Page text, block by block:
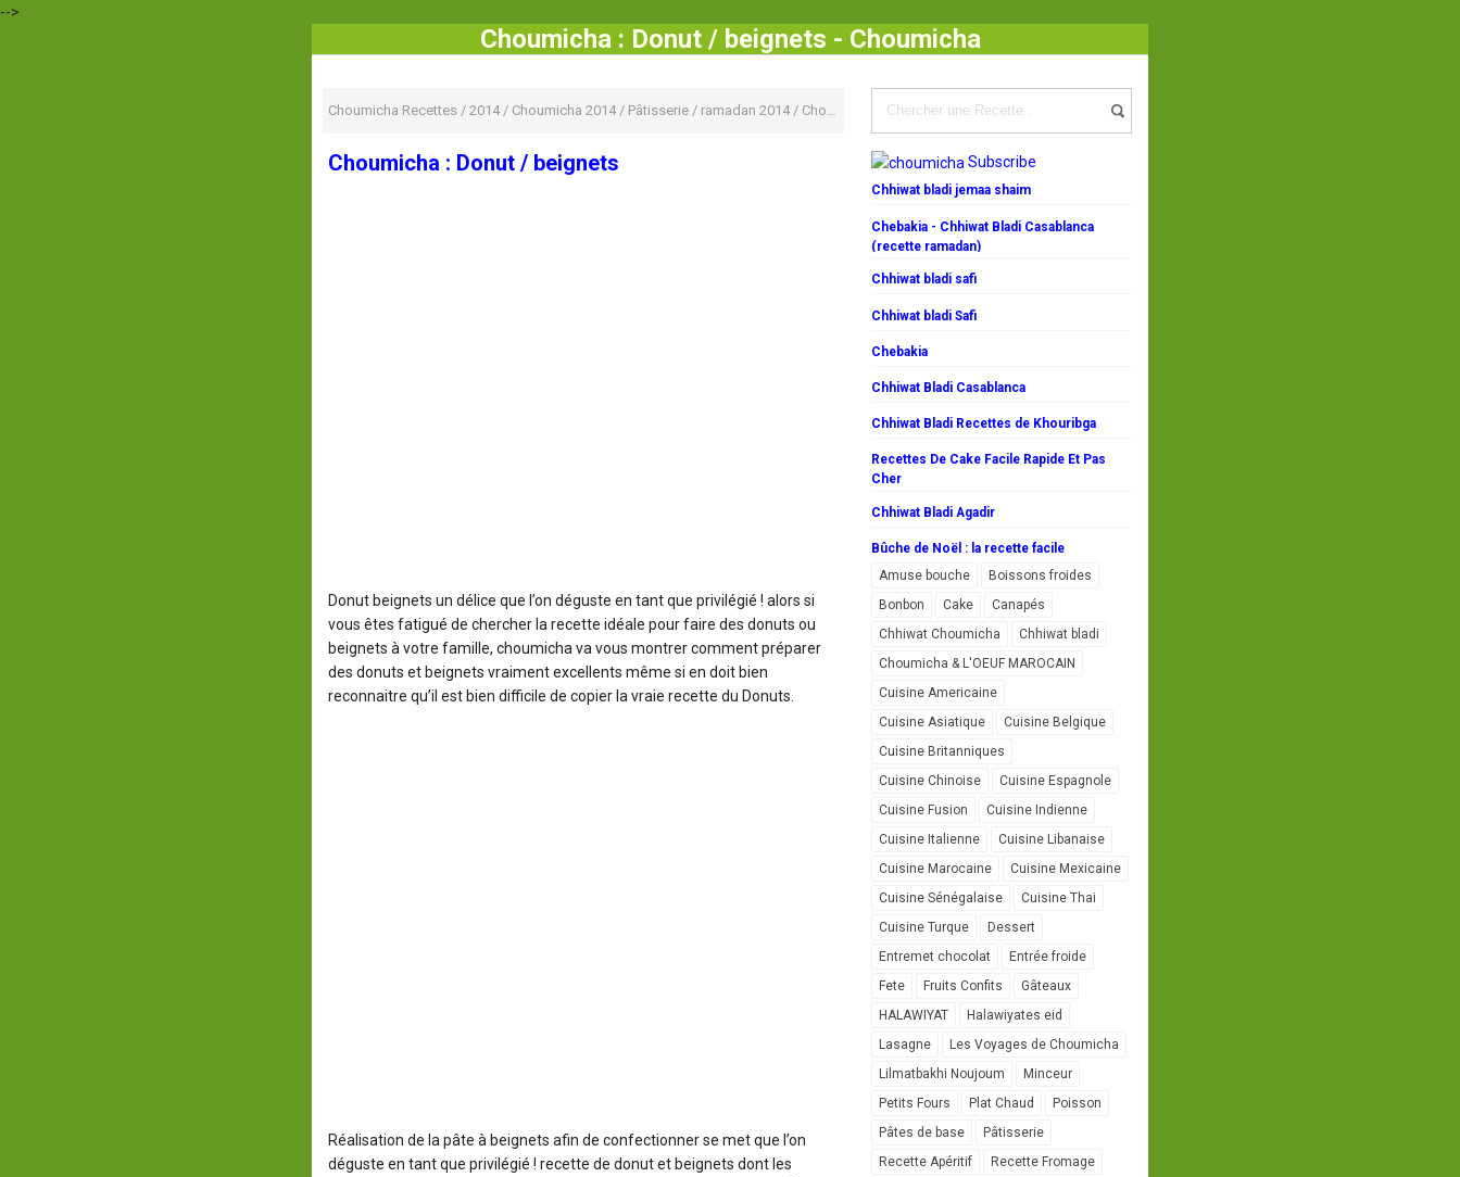
-->
Choumicha : Donut / beignets - Choumicha
Choumicha Recettes / 2014/ Choumicha 2014/ Pâtisserie / ramadan 2014/ Choumicha : Donut / beignets
Choumicha : Donut / beignets
Donut beignets un délice que l’on déguste en tant que privilégié ! alors si
vous êtes fatigué de chercher la recette idéale pour faire des donuts ou
beignets à votre famille, choumicha va vous montrer comment préparer
des donuts et beignets vraiment excellents même si en doit bien
reconnaitre qu’il est bien difficile de copier la vraie recette du Donuts.
Réalisation de la pâte à beignets afin de confectionner se met que l’on
déguste en tant que privilégié ! recette de donut et beignets dont les
Subscribe
Chhiwat bladi jemaa shaim
Chebakia - Chhiwat Bladi Casablanca
(recette ramadan)
Chhiwat bladi safi
Chhiwat bladi Safi
Chebakia
Chhiwat Bladi Casablanca
Chhiwat Bladi Recettes de Khouribga
Recettes De Cake Facile Rapide Et Pas
Cher
Chhiwat Bladi Agadir
Bûche de Noël : la recette facile
Amuse bouche
Boissons froides
Bonbon
Cake
Canapés
Chhiwat Choumicha
Chhiwat bladi
Choumicha & L'OEUF MAROCAIN
Cuisine Americaine
Cuisine Asiatique
Cuisine Belgique
Cuisine Britanniques
Cuisine Chinoise
Cuisine Espagnole
Cuisine Fusion
Cuisine Indienne
Cuisine Italienne
Cuisine Libanaise
Cuisine Marocaine
Cuisine Mexicaine
Cuisine Sénégalaise
Cuisine Thai
Cuisine Turque
Dessert
Entremet chocolat
Entrée froide
Fete
Fruits Confits
Gâteaux
HALAWIYAT
Halawiyates eid
Lasagne
Les Voyages de Choumicha
Lilmatbakhi Noujoum
Minceur
Petits Fours
Plat Chaud
Poisson
Pâtes de base
Pâtisserie
Recette Apéritif
Recette Fromage